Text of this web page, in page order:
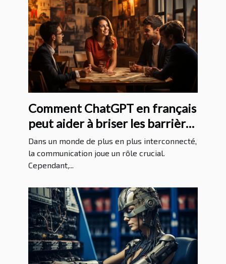
Comment ChatGPT en français
peut aider à briser les barrières
linguistiques
Dans un monde de plus en plus interconnecté,
la communication joue un rôle crucial.
Cependant,...